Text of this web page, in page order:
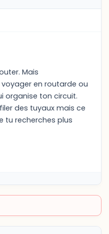
Mais
en routarde ou
organise ton circuit.
des tuyaux mais ce
tu recherches plus